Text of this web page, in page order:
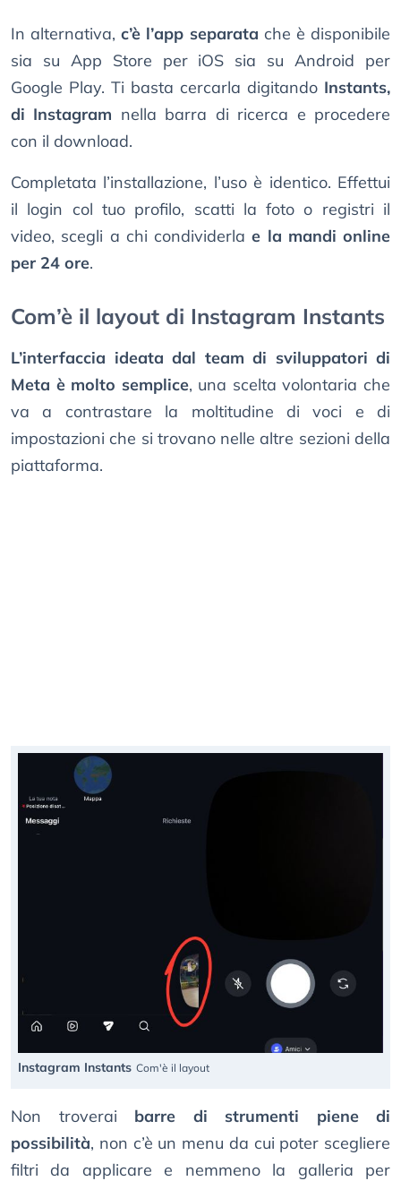
In alternativa,c’è l’app separata che è disponibile
sia su App Store per iOS sia su Android per
Google Play. Ti basta cercarla digitando Instants,
di Instagram nella barra di ricerca e procedere
con il download.
Completata l’installazione, l’uso è identico. Effettui
il login col tuo profilo, scatti la foto o registri il
video, scegli a chi condividerlae la mandi online
per 24 ore.
Com’è il layout di Instagram Instants
L’interfaccia ideata dal team di sviluppatori di
Meta è molto semplice, una scelta volontaria che
va a contrastare la moltitudine di voci e di
impostazioni che si trovano nelle altre sezioni della
piattaforma.
Instagram Instants Com'è il layout
Non troverai barre di strumenti piene di
possibilità, non c’è un menu da cui poter scegliere
filtri da applicare e nemmeno la galleria per